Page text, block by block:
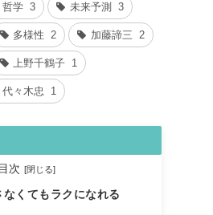
哲学 3 未来予測 3
多様性 2 加藤諦三 2
上野千鶴子 1
代々木忠 1
目次
なくてもラクになれる